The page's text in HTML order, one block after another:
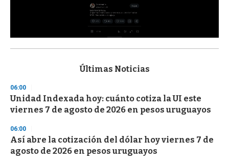
s
d
s
o
f
3
s
c
Últimas Noticias
06:00
Unidad Indexada hoy: cuánto cotiza la UI este
viernes 7 de agosto de 2026 en pesos uruguayos
06:00
Así abre la cotización del dólar hoy viernes 7 de
agosto de 2026 en pesos uruguayos